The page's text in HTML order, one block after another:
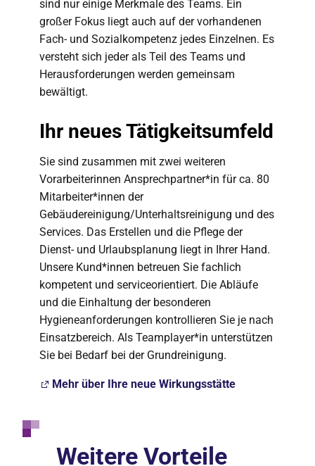
sind nur einige Merkmale des Teams. Ein
großer Fokus liegt auch auf der vorhandenen
Fach- und Sozialkompetenz jedes Einzelnen. Es
versteht sich jeder als Teil des Teams und
Herausforderungen werden gemeinsam
bewältigt.
Ihr neues Tätigkeitsumfeld
Sie sind zusammen mit zwei weiteren
Vorarbeiterinnen Ansprechpartner*in für ca. 80
Mitarbeiter*innen der
Gebäudereinigung/Unterhaltsreinigung und des
Services. Das Erstellen und die Pflege der
Dienst- und Urlaubsplanung liegt in Ihrer Hand.
Unsere Kund*innen betreuen Sie fachlich
kompetent und serviceorientiert. Die Abläufe
und die Einhaltung der besonderen
Hygieneanforderungen kontrollieren Sie je nach
Einsatzbereich. Als Teamplayer*in unterstützen
Sie bei Bedarf bei der Grundreinigung.
Mehr über Ihre neue Wirkungsstätte
Weitere Vorteile